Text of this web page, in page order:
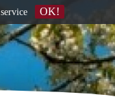
OK!